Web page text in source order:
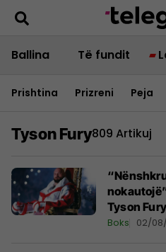
Ballina Të fundit
Prishtina Prizreni Peja
Tyson Fury809 Artikuj
Tyson
Boks 02/